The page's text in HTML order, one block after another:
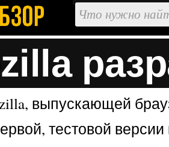
выпускающей
тестовой